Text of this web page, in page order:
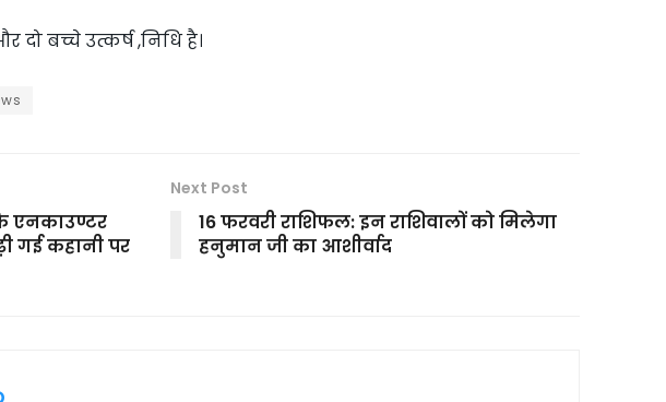
बच्चे उत्कर्ष ,निधि है।
एनकाउण्टर
गई कहानी पर
Next Post
16 फरवरी राशिफल: इन राशिवालों को मिलेगा
हनुमान जी का आशीर्वाद